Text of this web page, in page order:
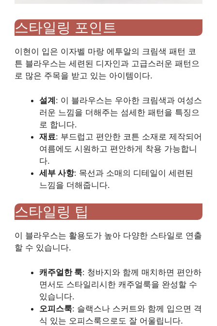
스타일링 포인트
이현이 입은 이자벨 마랑 에투알의 크림색 패턴 코
튼 블라우스는 세련된 디자인과 고급스러운 패턴으
로 많은 주목을 받고 있는 아이템이다.
설계: 이 블라우스는 우아한 크림색과 여성스
러운 느낌을 더해주는 섬세한 패턴을 특징으
로 합니다.
재료: 부드럽고 편안한 코튼 소재로 제작되어
여름에도 시원하고 편안하게 착용 가능합니
다.
세부 사항: 목선과 소매의 디테일이 세련된
느낌을 더해줍니다.
스타일링 팁
이 블라우스는 활용도가 높아 다양한 스타일로 연출
할 수 있습니다.
캐주얼한 룩: 청바지와 함께 매치하면 편안하
면서도 스타일리시한 캐주얼룩을 완성할 수
있습니다.
오피스룩: 슬랙스나 스커트와 함께 입으면 격
식 있는 오피스룩으로도 잘 어울립니다.